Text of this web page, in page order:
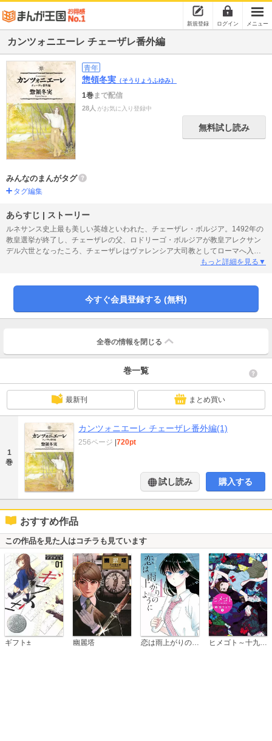
新規登録 ログイン メニュー
カンツォニエーレ チェーザレ番外編
青年
惣領冬実 （そうりょうふゆみ）
1巻まで配信
28人 がお気に入り登録中
無料試し読み
みんなのまんがタグ
タグ編集
あらすじ | ストーリー
ルネサンス史上最も美しい英雄といわれた、チェーザレ・ボルジア。1492年の
教皇選挙が終了し、チェーザレの父、ロドリーゴ・ボルジアが教皇アレクサン
デル六世となったころ、チェーザレはヴァレンシア大司教としてローマへ入城
する前に、スポレートというローマ近郊の要塞都市に滞在していた。チェーザ
ごした最後の青春ともいえる物語で、累計140万部突破の大ヒット歴史漫画の
もっと詳細を見る▼
今すぐ会員登録する (無料)
全巻の情報を 閉じる
巻一覧
最新刊 まとめ買い
1
巻
カンツォニエーレ チェーザレ番外編(1)
256ページ |720pt
試し読み 購入する
おすすめ作品
この作品を見た人はコチラも見ています
ギフト± 幽麗塔 ヒメゴト～十九歳の制服～